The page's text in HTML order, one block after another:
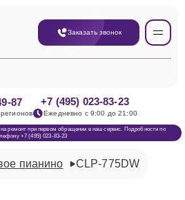
Заказать звонок
87 +7 (495) 023-83-23
Ежедневно с 9:00 до 21:00
ремонт при первом обращении в наш сервис. Подробности по
+7 (495) 023-83-23
пианино CLP-775DW